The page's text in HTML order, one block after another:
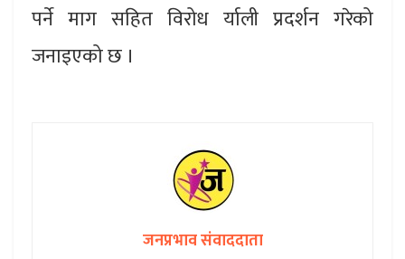
पर्ने माग सहित विरोध र्याली प्रदर्शन गरेको
जनाइएको छ ।
जनप्रभाव संवाददाता